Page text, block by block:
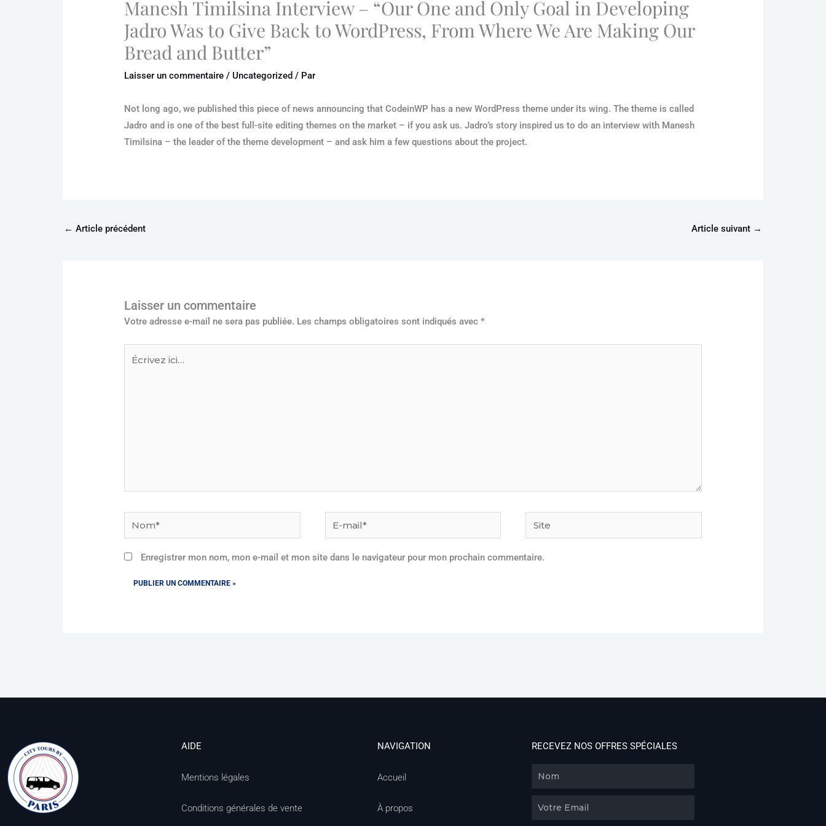
Manesh Timilsina Interview – “Our One and Only Goal in Developing
Jadro Was to Give Back to WordPress, From Where We Are Making Our
Bread and Butter”
Laisser un commentaire / Uncategorized / Par
Not long ago, we published this piece of news announcing that CodeinWP has a new WordPress theme under its wing. The theme is called
Jadro and is one of the best full-site editing themes on the market – if you ask us. Jadro’s story inspired us to do an interview with Manesh
Timilsina – the leader of the theme development – and ask him a few questions about the project.
← Article précédent Article suivant →
Laisser un commentaire
Votre adresse e-mail ne sera pas publiée. Les champs obligatoires sont indiqués avec*
mail*
Site
Enregistrer mon nom, mon e-mail et mon site dans le navigateur pour mon prochain commentaire.
AIDE
Mentions légales
Conditions générales de vente
NAVIGATION
Accueil
À propos
RECEVEZ NOS OFFRES SPÉCIALES